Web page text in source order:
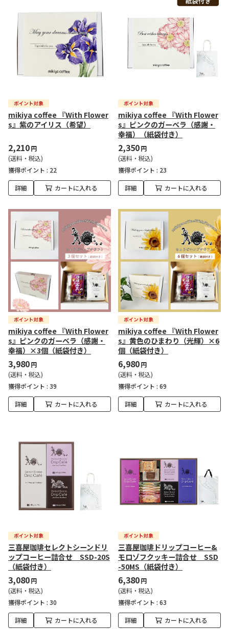
mikiya coffee 『With Flower
s』紫のアイリス（希望）
2,210円
(送料・税込)
獲得ポイント : 22
詳細 カートに入れる
mikiya coffee 『With Flower
s』ピンクのガーベラ（感謝・
幸福）（紙袋付き）
2,350円
(送料・税込)
獲得ポイント : 23
詳細 カートに入れる
mikiya coffee 『With Flower
s』ピンクのガーベラ（感謝・
幸福）×3個（紙袋付き）
3,980円
(送料・税込)
獲得ポイント : 39
詳細 カートに入れる
mikiya coffee 『With Flower
s』黄色のひまわり（光輝）×6
個（紙袋付き）
6,980円
(送料・税込)
獲得ポイント : 69
詳細 カートに入れる
三喜屋珈琲セレクトシーンドリ
ップコーヒー詰合せ SSD-20S
（紙袋付き）
3,080円
(送料・税込)
獲得ポイント : 30
詳細 カートに入れる
三喜屋珈琲ドリップコーヒー&
モロゾフクッキー詰合せ SSD
-50MS（紙袋付き）
6,380円
(送料・税込)
獲得ポイント : 63
詳細 カートに入れる